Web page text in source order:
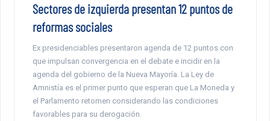
Sectores de izquierda presentan 12 puntos de
reformas sociales
Ex presidenciables presentaron agenda de 12 puntos con
que impulsan convergencia en el debate e incidir en la
agenda del gobierno de la Nueva Mayoría. La Ley de
Amnistía es el primer punto que esperan que La Moneda y
el Parlamento retomen considerando las condiciones
favorables para su derogación.